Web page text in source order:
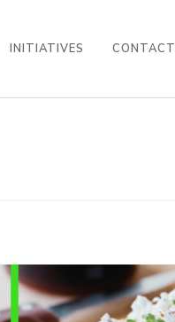
INITIATIVES CONTACT